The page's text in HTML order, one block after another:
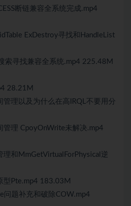
断链兼容全系统完成.mp4
ExDestroy寻找和HandleList
索寻找兼容全系统.mp4 225.48M
28.21M
理以及为什么在高IRQL不要用分
理 CpoyOnWrite未解决.mp4
和MmGetVirtualForPhysical逆
型Pte.mp4 183.03M
题补充和破除COW.mp4